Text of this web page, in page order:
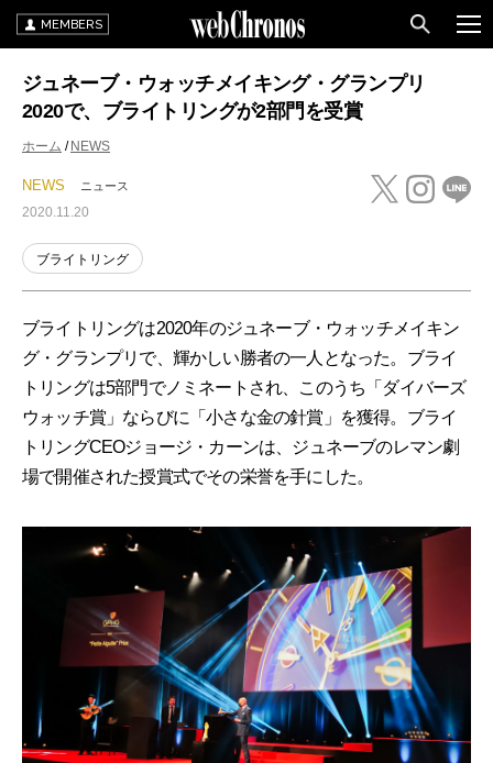
MEMBERS
ジュネーブ・ウォッチメイキング・グランプリ
2020で、ブライトリングが2部門を受賞
ホーム NEWS
NEWS ニュース
2020.11.20
ブライトリング
ブライトリングは2020年のジュネーブ・ウォッチメイキン
グ・グランプリで、輝かしい勝者の一人となった。ブライ
トリングは5部門でノミネートされ、このうち「ダイバーズ
ウォッチ賞」ならびに「小さな金の針賞」を獲得。ブライ
トリングCEOジョージ・カーンは、ジュネーブのレマン劇
場で開催された授賞式でその栄誉を手にした。